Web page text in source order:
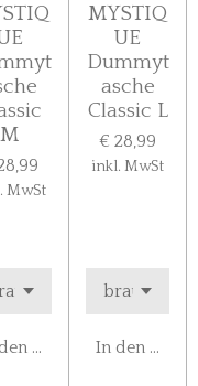
M
MwSt
Warenkorb
MYSTIQ
UE
Dummyt
asche
Classic L
€ 28,99
inkl. MwSt
In den